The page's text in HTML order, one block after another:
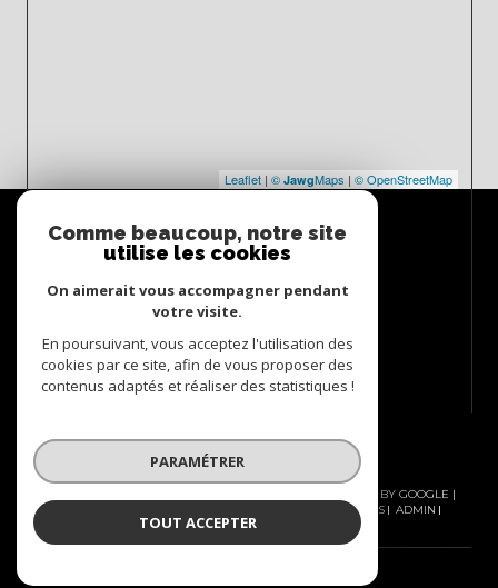
Leaflet | © JawgMaps | © OpenStreetMap
PROPRIÉTAIRE
© 2026 | TOUS DROITS RÉSERVÉS | TRADUCTION POWERED BY GOOGLE |
MENTIONS LÉGALES
ADMIN
NOS LIENS
POLITIQUE RGPD COOKIES
Comme beaucoup, notre site
utilise les cookies
On aimerait vous accompagner pendant
votre visite.
En poursuivant, vous acceptez l'utilisation des
cookies par ce site, afin de vous proposer des
contenus adaptés et réaliser des statistiques !
PARAMÉTRER
TOUT ACCEPTER